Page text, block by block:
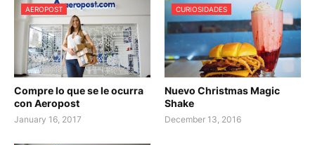
AEROPOST
Compre lo que se le ocurra
con Aeropost
January 16, 2017
CURIOSIDADES
Nuevo Christmas Magic
Shake
December 13, 2016